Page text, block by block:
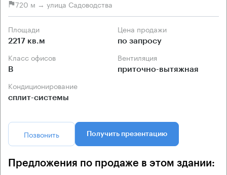
720 м → улица Садоводства
Площади
2217 кв.м
Цена продажи
по запросу
Класс офисов
B
Вентиляция
приточно-вытяжная
Кондиционирование
сплит-системы
Позвонить Получить презентацию
Предложения по продаже в этом здании: